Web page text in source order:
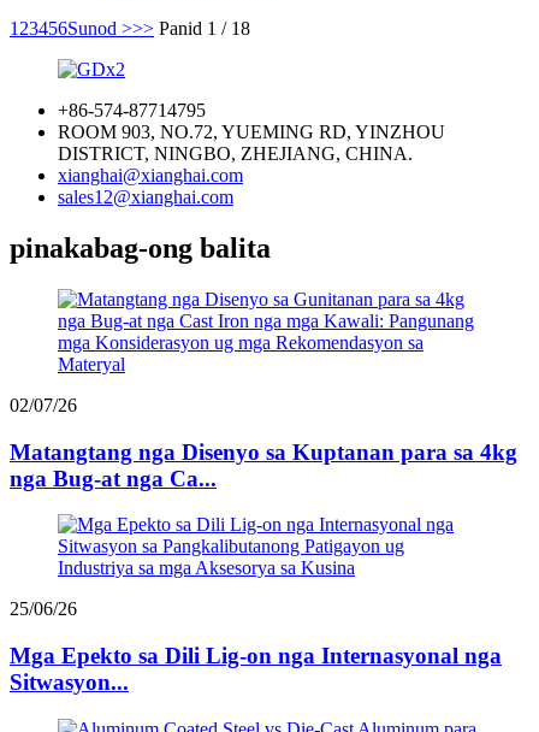
1 23456Sunod >>> Panid 1 / 18
+86-574-87714795
ROOM 903, NO.72, YUEMING RD, YINZHOU
DISTRICT, NINGBO, ZHEJIANG, CHINA.
xianghai@xianghai.com
sales12@xianghai.com
pinakabag-ong balita
02/07/26
Matangtang nga Disenyo sa Kuptanan para sa 4kg
nga Bug-at nga Ca...
25/06/26
Mga Epekto sa Dili Lig-on nga Internasyonal nga
Sitwasyon...